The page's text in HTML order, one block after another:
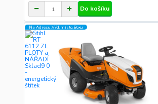
Do košíku
Na Adresu,Výd.místo,Boxu